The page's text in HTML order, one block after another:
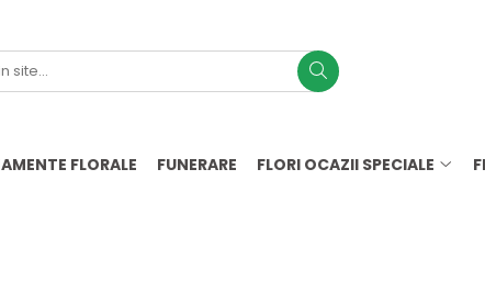
FLORALE FUNERARE FLORI OCAZII SPECIALE